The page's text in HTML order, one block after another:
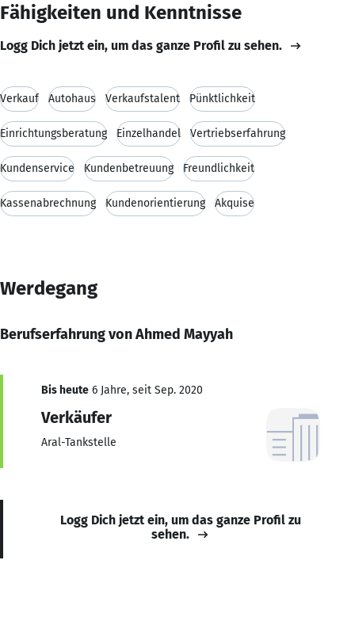
Fähigkeiten und Kenntnisse
Logg Dich jetzt ein, um das ganze Profil zu sehen.
Verkauf Autohaus Verkaufstalent Pünktlichkeit
Einrichtungsberatung Einzelhandel Vertriebserfahrung
Kundenservice Kundenbetreuung Freundlichkeit
Kassenabrechnung Kundenorientierung Akquise
Werdegang
Berufserfahrung von Ahmed Mayyah
Bis heute 6 Jahre, seit Sep. 2020
Verkäufer
Aral-Tankstelle
Logg Dich jetzt ein, um das ganze Profil zu
sehen.